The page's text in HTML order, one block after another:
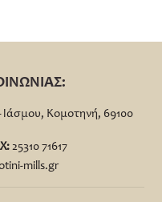
Κομοτηνή, 69100
25310 71617
mills.gr